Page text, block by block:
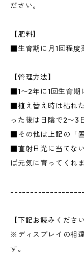
ださい。
【肥料】
■生育期に月1回程度
【管理方法】
■1〜2年に1回生育期
■植え替え時は枯れ
った後は日陰で2〜3
■その他は上記の「
■直射日光に当てな
ば元気に育ってくれま
【下記お読みくださ
※ディスプレイの相
す。